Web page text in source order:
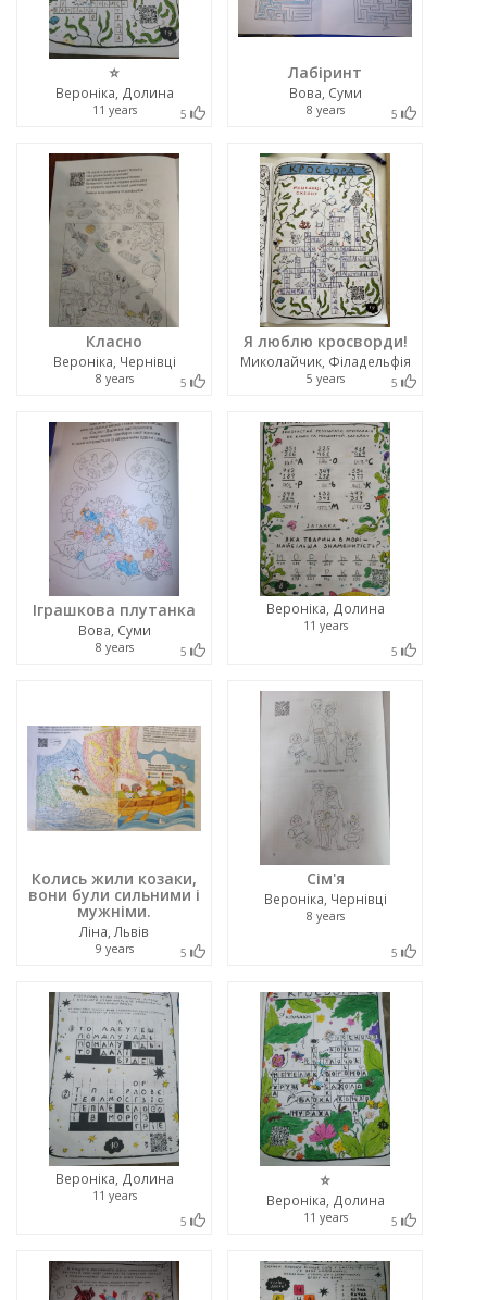
⭐
Вероніка, Долина
11 years 5
Лабіринт
Вова, Суми
8 years 5
Класно
Вероніка, Чернівці
8 years 5
Я люблю кросворди!
Миколайчик, Філадельфія
5 years 5
Іграшкова плутанка
Вова, Суми
8 years 5
Вероніка, Долина
11 years
5
Колись жили козаки,
вони були сильними і
мужніми.
Ліна, Львів
9 years 5
Сім'я
Вероніка, Чернівці
8 years
5
Вероніка, Долина
11 years
5
⭐
Вероніка, Долина
11 years 5